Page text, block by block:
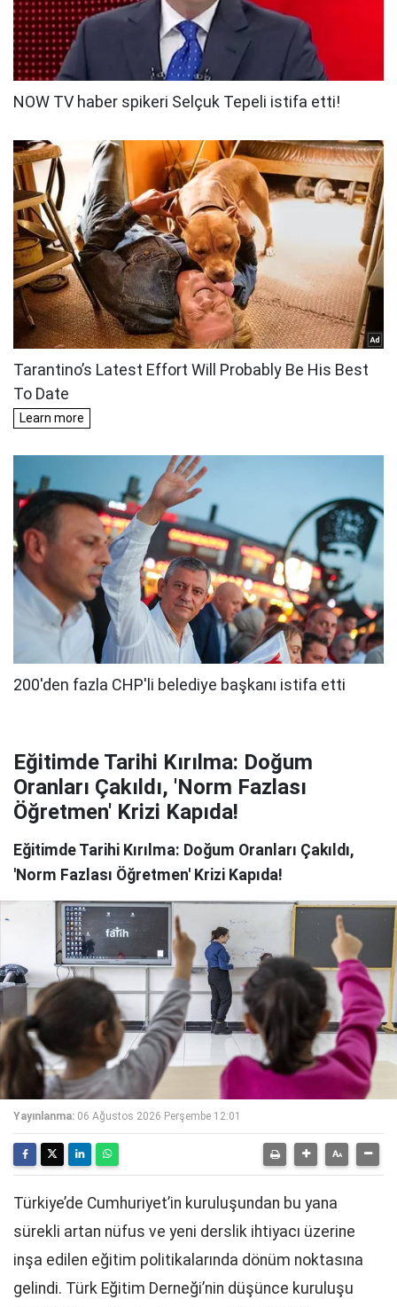
Eğitimde Tarihi Kırılma: Doğum
Oranları Çakıldı, 'Norm Fazlası
Öğretmen' Krizi Kapıda!
Eğitimde Tarihi Kırılma: Doğum Oranları Çakıldı,
'Norm Fazlası Öğretmen' Krizi Kapıda!
Yayınlanma: 06 Ağustos 2026 Perşembe 12:01
Türkiye’de Cumhuriyet’in kuruluşundan bu yana
sürekli artan nüfus ve yeni derslik ihtiyacı üzerine
inşa edilen eğitim politikalarında dönüm noktasına
gelindi. Türk Eğitim Derneği’nin düşünce kuruluşu